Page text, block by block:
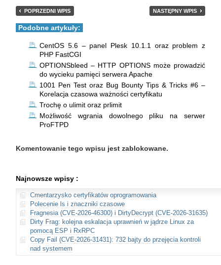
POPRZEDNI WPIS NASTĘPNY WPIS
Podobne artykuły:
CentOS 5.6 – panel Plesk 10.1.1 oraz problem z
PHP FastCGI
OPTIONSbleed – HTTP OPTIONS może prowadzić
do wycieku pamięci serwera Apache
1001 Pen Test oraz Bug Bounty Tips & Tricks #6 –
Korelacja czasowa ważności certyfikatu
Trochę o ulimit oraz prlimit
Możliwość wgrania dowolnego pliku na serwer
ProFTPD
Komentowanie tego wpisu jest zablokowane.
Najnowsze wpisy :
Cmentarzysko certyfikatów oprogramowania
Polecenie ls i znaczniki czasowe
Fragnesia (CVE-2026-46300) i DirtyDecrypt (CVE-2026-31635)
Dirty Frag: kolejna eskalacja uprawnień w jądrze Linux za
pomocą ESP i RxRPC
Copy Fail (CVE-2026-31431): 732 bajty do przejęcia kontroli
nad systemem